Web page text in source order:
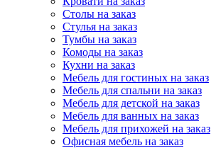
Столы на заказ
Стулья на заказ
Тумбы на заказ
Комоды на заказ
Кухни на заказ
Мебель для гостиных на заказ
Мебель для спальни на заказ
Мебель для детской на заказ
Мебель для ванных на заказ
Мебель для прихожей на заказ
Офисная мебель на заказ